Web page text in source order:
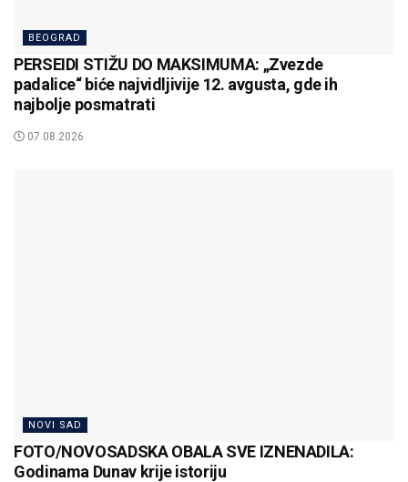
BEOGRAD
PERSEIDI STIŽU DO MAKSIMUMA: „Zvezde
padalice“ biće najvidljivije 12. avgusta, gde ih
najbolje posmatrati
07.08.2026
NOVI SAD
FOTO/NOVOSADSKA OBALA SVE IZNENADILA:
Godinama Dunav krije istoriju